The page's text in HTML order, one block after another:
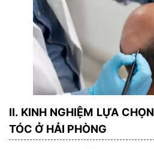
II. KINH NGHIỆM LỰA
TÓC Ở HẢI PHÒNG